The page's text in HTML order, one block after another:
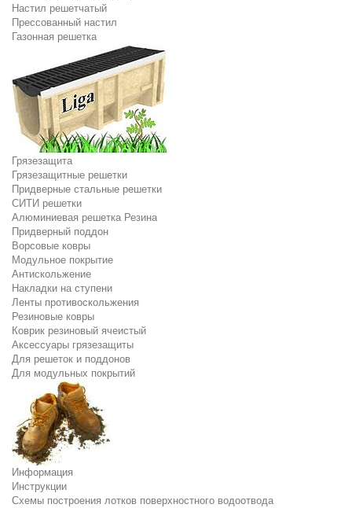
Настил решетчатый
Прессованный настил
Газонная решетка
Грязезащита
Грязезащитные решетки
Придверные стальные решетки
СИТИ решетки
Алюминиевая решетка Резина
Придверный поддон
Ворсовые ковры
Модульное покрытие
Антискольжение
Накладки на ступени
Ленты противоскольжения
Резиновые ковры
Коврик резиновый ячеистый
Аксессуары грязезащиты
Для решеток и поддонов
Для модульных покрытий
Информация
Инструкции
Схемы построения лотков поверхностного водоотвода